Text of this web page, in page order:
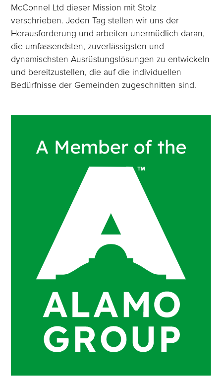
McConnel Ltd dieser Mission mit Stolz
verschrieben. Jeden Tag stellen wir uns der
Herausforderung und arbeiten unermüdlich daran,
die umfassendsten, zuverlässigsten und
dynamischsten Ausrüstungslösungen zu entwickeln
und bereitzustellen, die auf die individuellen
Bedürfnisse der Gemeinden zugeschnitten sind.